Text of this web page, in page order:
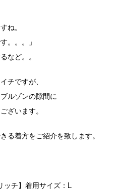
ね。
。。。」
など。。
チですが、
ルゾンの隙間に
ざいます。
る着方をご紹介を致します。
チ】着用サイズ：L